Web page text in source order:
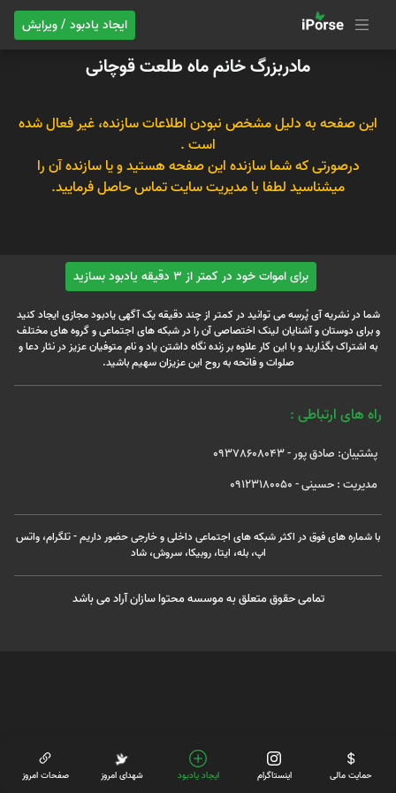
ایجاد یادبود / ویرایش
مادربزرگ خانم ماه طلعت قوچانی
این صفحه به دلیل مشخص نبودن اطلاعات سازنده، غیر فعال شده
است .
درصورتی که شما سازنده این صفحه هستید و یا سازنده آن را
میشناسید لطفا با مدیریت سایت تماس حاصل فرمایید.
برای اموات خود در کمتر از 3 دقیقه یادبود بسازید
شما در نشریه آی پُرسِه می توانید در کمتر از چند دقیقه یک آگهی یادبود مجازی ایجاد کنید
و برای دوستان و آشنایان لینک اختصاصی آن را در شبکه های اجتماعی و گروه های مختلف
به اشتراک بگذارید و با این کار علاوه بر زنده نگاه داشتن یاد و نام متوفیان عزیز در نثار دعا و
صلوات و فاتحه به روح این عزیزان سهیم باشید.
راه های ارتباطی :
پشتیبان: صادق پور - 09378608043
مدیریت : حسینی - 09123180050
با شماره های فوق در اکثر شبکه های اجتماعی داخلی و خارجی حضور داریم - تلگرام، واتس
اپ، بله، ایتا، روبیکا، سروش، شاد
تمامی حقوق متعلق به موسسه محتوا سازان آراد می باشد
حمایت مالی اینستاگرام ایجاد یادبود شهدای امروز صفحات امروز